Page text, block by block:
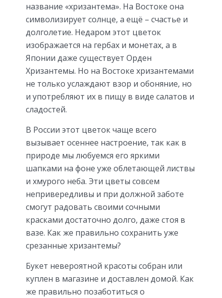
название «хризантема». На Востоке она
символизирует солнце, а ещё – счастье и
долголетие. Недаром этот цветок
изображается на гербах и монетах, а в
Японии даже существует Орден
Хризантемы. Но на Востоке хризантемами
не только услаждают взор и обоняние, но
и употребляют их в пищу в виде салатов и
сладостей.
В России этот цветок чаще всего
вызывает осеннее настроение, так как в
природе мы любуемся его яркими
шапками на фоне уже облетающей листвы
и хмурого неба. Эти цветы совсем
непривередливы и при должной заботе
смогут радовать своими сочными
красками достаточно долго, даже стоя в
вазе. Как же правильно сохранить уже
срезанные хризантемы?
Букет невероятной красоты собран или
куплен в магазине и доставлен домой. Как
же правильно позаботиться о